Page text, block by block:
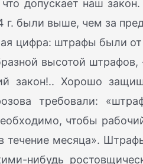
допускает наш
были выше, чем за
цифра: штрафы были
высотой
закон!.. Хорошо
требовали:
чтобы
течение месяца».
нибудь